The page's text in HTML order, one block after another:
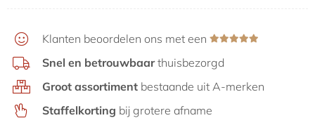
Klanten beoordelen ons met een
Snel en betrouwbaarthuisbezorgd
Groot assortiment bestaande uit A-merken
Staffelkorting bij grotere afname